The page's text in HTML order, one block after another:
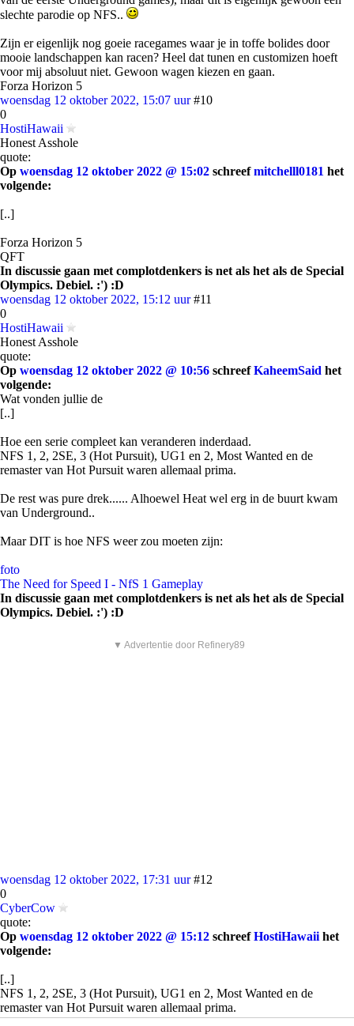
slechte parodie op NFS..
Zijn er eigenlijk nog goeie racegames waar je in toffe bolides door
mooie landschappen kan racen? Heel dat tunen en customizen hoeft
voor mij absoluut niet. Gewoon wagen kiezen en gaan.
Forza Horizon 5
woensdag 12 oktober 2022, 15:07 uur #10
0
HostiHawaii
Honest Asshole
quote:
Op woensdag 12 oktober 2022 @ 15:02 schreefmitchelll0181 het
volgende:
[..]
Forza Horizon 5
QFT
In discussie gaan met complotdenkers is net als het als de Special
Olympics. Debiel. :') :D
woensdag 12 oktober 2022, 15:12 uur #11
0
HostiHawaii
Honest Asshole
quote:
Op woensdag 12 oktober 2022 @ 10:56 schreefKaheemSaid het
volgende:
Wat vonden jullie de
[..]
Hoe een serie compleet kan veranderen inderdaad.
NFS 1, 2, 2SE, 3 (Hot Pursuit), UG1 en 2, Most Wanted en de
remaster van Hot Pursuit waren allemaal prima.
De rest was pure drek...... Alhoewel Heat wel erg in de buurt kwam
van Underground..
Maar DIT is hoe NFS weer zou moeten zijn:
foto
The Need for Speed I - NfS 1 Gameplay
In discussie gaan met complotdenkers is net als het als de Special
Olympics. Debiel. :') :D
▼ Advertentie door Refinery89
woensdag 12 oktober 2022, 17:31 uur #12
0
CyberCow
quote:
Op woensdag 12 oktober 2022 @ 15:12 schreefHostiHawaii het
volgende:
[..]
NFS 1, 2, 2SE, 3 (Hot Pursuit), UG1 en 2, Most Wanted en de
remaster van Hot Pursuit waren allemaal prima.